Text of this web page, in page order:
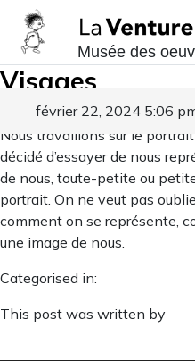
Musée des
Visages
février 22, 2024 5:06
Published by
Nous travaillons sur le
décidé d’essayer de nous
de nous, toute-petite ou
portrait. On ne veut pas
comment on se représente,
une image de nous.
Categorised in:
This post was written by